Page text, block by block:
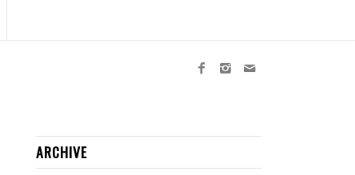
ARCHIVE